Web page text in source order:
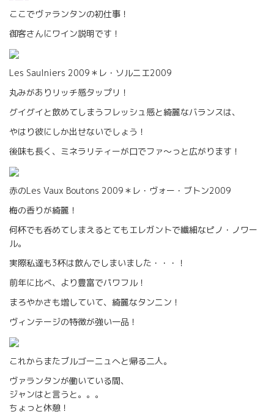
ここでヴァランタンの初仕事！
御客さんにワイン説明です！
Les Saulniers 2009＊レ・ソルニエ2009
丸みがありリッチ感タップリ！
グイグイと飲めてしまうフレッシュ感と綺麗なバランスは、
やはり彼にしか出せないでしょう！
後味も長く、ミネラリティーが口でファ～っと広がります！
赤のLes Vaux Boutons 2009＊レ・ヴォー・ブトン2009
梅の香りが綺麗！
何杯でも呑めてしまえるとてもエレガントで繊細なピノ・ノワー
ル。
実際私達も3杯は飲んでしまいました・・・！
前年に比べ、より豊富でパワフル！
まろやかさも増していて、綺麗なタンニン！
ヴィンテージの特徴が強い一品！
これからまたブルゴーニュへと帰る二人。
ヴァランタンが働いている間、
ジャンはと言うと。。。
ちょっと休憩！